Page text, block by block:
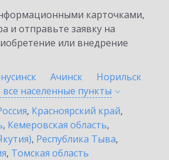
карточками,
и отправьте заявку на
или внедрение
Ачинск
Норильск
населенные пункты
, Красноярский край,
, Кемеровская область,
, Республика Тыва,
, Томская область